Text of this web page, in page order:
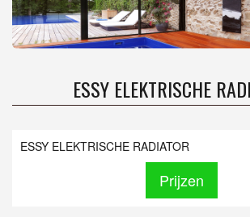
ESSY ELEKTRISCHE
ESSY ELEKTRISCHE RADIATOR
Prijzen